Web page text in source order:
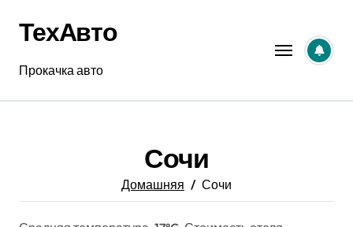
содержанию
ТехАвто
Прокачка авто
Сочи
Домашняя Сочи